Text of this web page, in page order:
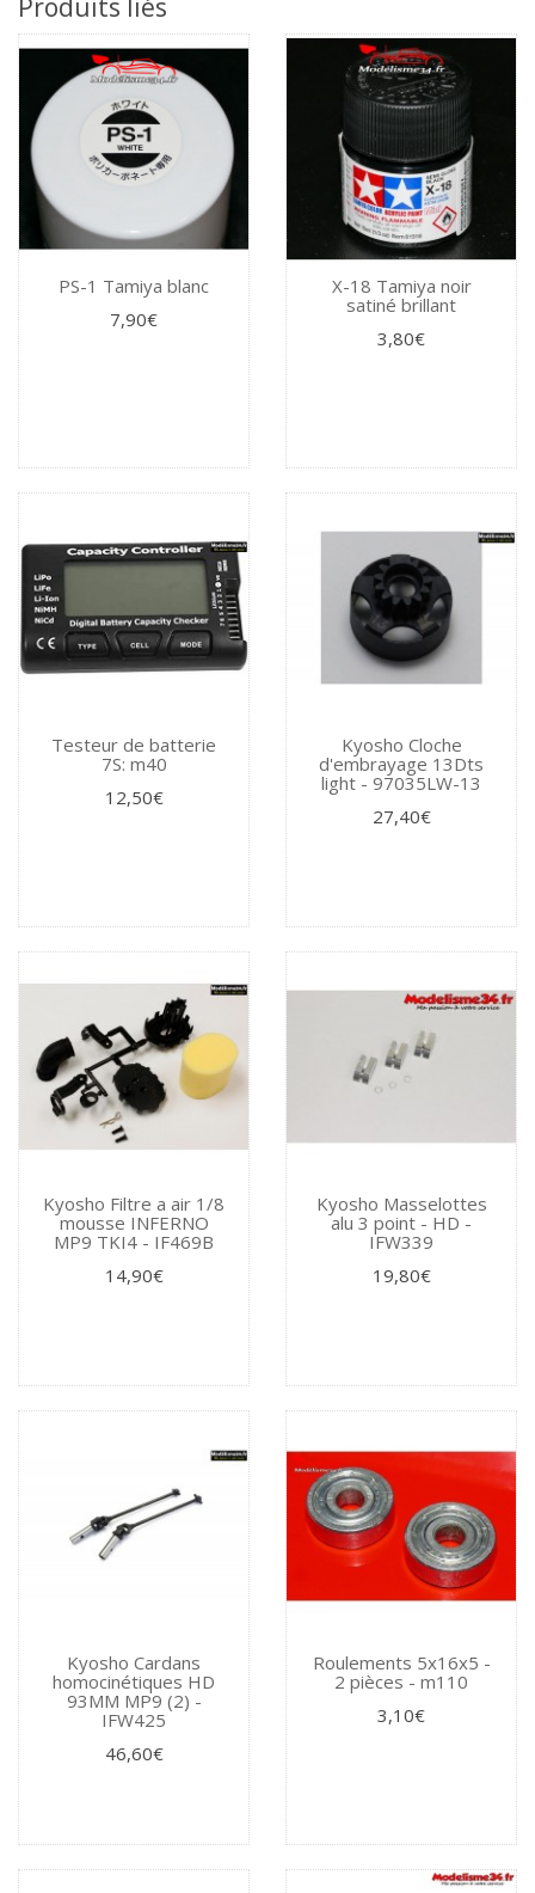
Produits liés
PS-1 Tamiya blanc
7,90€
X-18 Tamiya noir
satiné brillant
3,80€
Testeur de batterie
7S: m40
12,50€
Kyosho Cloche
d'embrayage 13Dts
light - 97035LW-13
27,40€
Kyosho Filtre a air 1/8
mousse INFERNO
MP9 TKI4 - IF469B
14,90€
Kyosho Masselottes
alu 3 point - HD -
IFW339
19,80€
Kyosho Cardans
homocinétiques HD
93MM MP9 (2) -
IFW425
46,60€
Roulements 5x16x5 -
2 pièces - m110
3,10€